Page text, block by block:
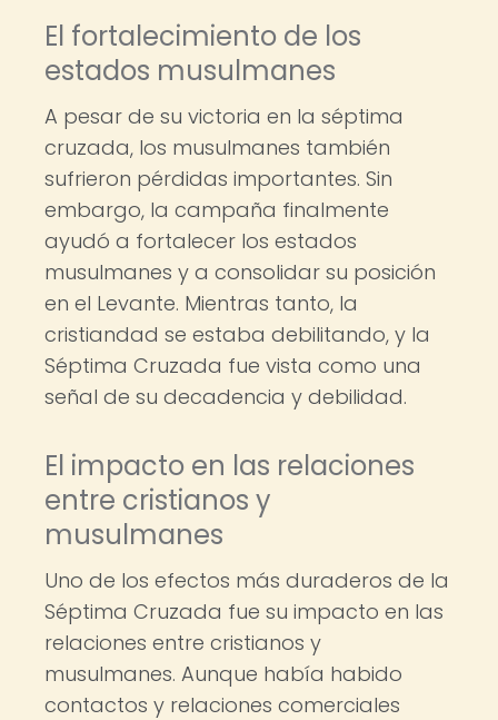
El fortalecimiento de los
estados musulmanes
A pesar de su victoria en la séptima
cruzada, los musulmanes también
sufrieron pérdidas importantes. Sin
embargo, la campaña finalmente
ayudó a fortalecer los estados
musulmanes y a consolidar su posición
en el Levante. Mientras tanto, la
cristiandad se estaba debilitando, y la
Séptima Cruzada fue vista como una
señal de su decadencia y debilidad.
El impacto en las relaciones
entre cristianos y
musulmanes
Uno de los efectos más duraderos de la
Séptima Cruzada fue su impacto en las
relaciones entre cristianos y
musulmanes. Aunque había habido
contactos y relaciones comerciales